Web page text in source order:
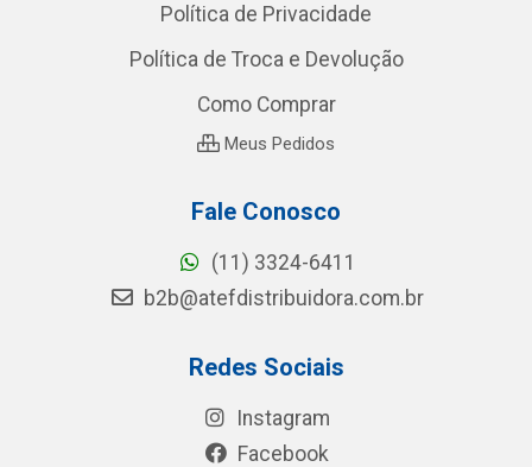
Política de Privacidade
Política de Troca e Devolução
Como Comprar
Meus Pedidos
Fale Conosco
(11) 3324-6411
b2b@atefdistribuidora.com.br
Redes Sociais
Instagram
Facebook